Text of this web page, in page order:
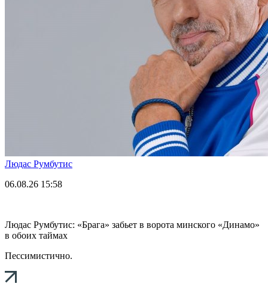
Людас Румбутис
06.08.26 15:58
Людас Румбутис: «Брага» забьет в ворота минского «Динамо»
в обоих таймах
Пессимистично.